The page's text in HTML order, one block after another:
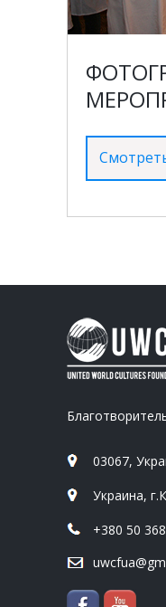
03067,
Украина,
+380 50